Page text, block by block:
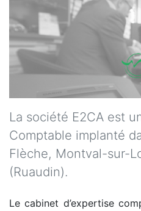
La société E2CA est
Comptable implanté
Flèche, Montval-sur-
(Ruaudin).
Le cabinet d’expertise